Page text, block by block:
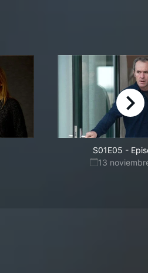
S01E05 -
13
right